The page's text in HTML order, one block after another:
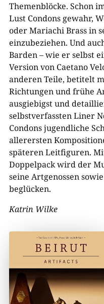
Themenblöcke. Schon
Lust Condons gewahr,
oder Mariachi Brass in
einzubeziehen. Und
Barden – wie er selbst
Version von Caetano
anderen Teile, betitelt
Richtungen und frühe
ausgiebigst und
selbstverfassten Liner
Condons jugendliche
allerersten
späteren Leitfiguren.
Doppelpack wird der
seine Artgenossen
beglücken.
Katrin Wilke